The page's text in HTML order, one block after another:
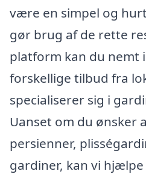
være en simpel og
gør brug af de rette
platform kan du nemt
forskellige tilbud fra
specialiserer sig i
Uanset om du ønsker
persienner,
gardiner, kan vi